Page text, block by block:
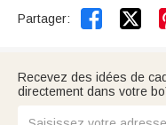
Partager: 
Recevez des idées de
directement dans votre